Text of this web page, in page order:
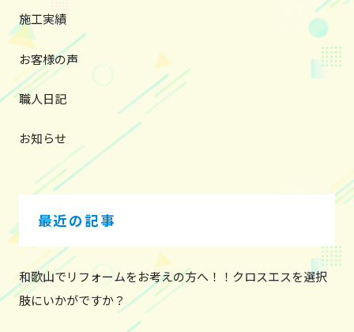
施工実績
お客様の声
職人日記
お知らせ
最近の記事
和歌山でリフォームをお考えの方へ！！クロスエスを選択
肢にいかがですか？